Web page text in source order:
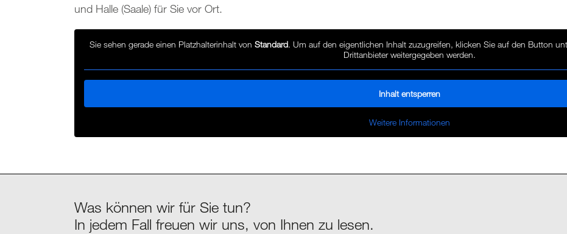
und Halle (Saale) für Sie vor Ort.
Sie sehen gerade einen Platzhalterinhalt von Standard. Um auf den eigentlichen Inhalt zuzugreifen, klicken Sie auf den Button
Drittanbieter weitergegeben werden.
Inhalt entsperren
Weitere Informationen
Was können wir für Sie tun?
In jedem Fall freuen wir uns, von Ihnen zu lesen.